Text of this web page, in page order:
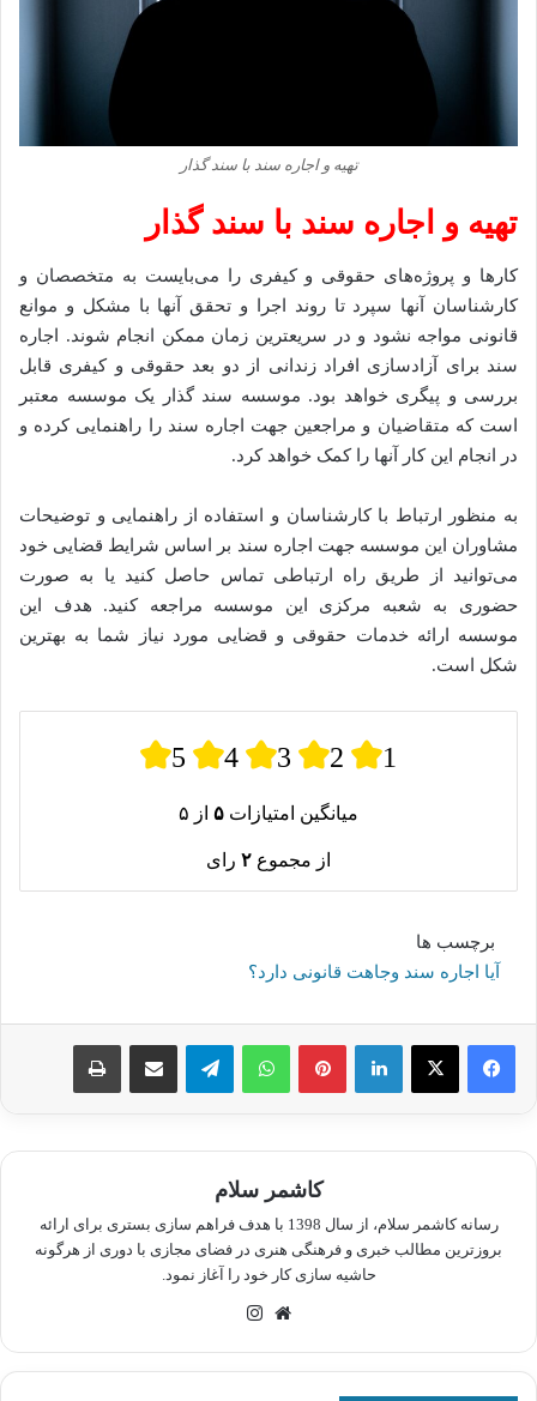
​تهیه و اجاره سند با سند گذار
​تهیه و اجاره سند با سند گذار
کارها و پروژه‌های حقوقی و کیفری را می‌بایست به متخصصان و
کارشناسان آنها سپرد تا روند اجرا و تحقق آنها با مشکل و موانع
قانونی مواجه نشود و در سریعترین زمان ممکن انجام شوند. اجاره
سند برای آزادسازی افراد زندانی از دو بعد حقوقی و کیفری قابل
بررسی و پیگری خواهد بود. موسسه سند گذار یک موسسه معتبر
است که متقاضیان و مراجعین جهت اجاره سند را راهنمایی کرده و
در انجام این کار آنها را کمک خواهد کرد.
به منظور ارتباط با کارشناسان و استفاده از راهنمایی و توضیحات
مشاوران این موسسه جهت اجاره سند بر اساس شرایط قضایی خود
می‌توانید از طریق راه ارتباطی تماس حاصل کنید یا به صورت
حضوری به شعبه مرکزی این موسسه مراجعه کنید. هدف این
موسسه ارائه خدمات حقوقی و قضایی مورد نیاز شما به بهترین
شکل است.
5 4 3 2 1
میانگین امتیازات ۵ از ۵
از مجموع ۲ رای
برچسب ها
​آیا اجاره سند وجاهت قانونی دارد؟
لینکدین پینترستواتس آپ تلگرام اشتراک گذاری از طریق ایمیل چاپ
کاشمر سلام
رسانه کاشمر سلام، از سال 1398 با هدف فراهم سازی بستری برای ارائه
بروزترین مطالب خبری و فرهنگی هنری در فضای مجازی با دوری از هرگونه
حاشیه سازی کار خود را آغاز نمود.
وبسایت